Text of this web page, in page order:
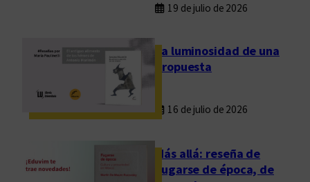
19 de julio de 2026
La luminosidad de una
propuesta
16 de julio de 2026
Más allá: reseña de
Fugarse de época, de